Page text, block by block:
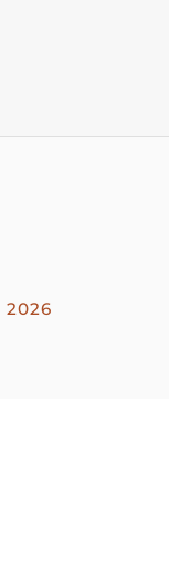
2026